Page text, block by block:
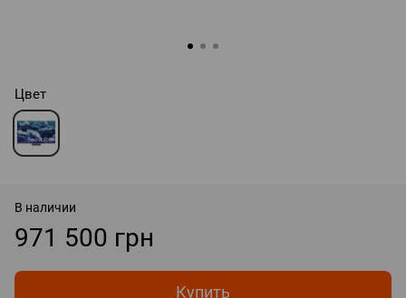
Цвет
В наличии
971 500 грн
Купить